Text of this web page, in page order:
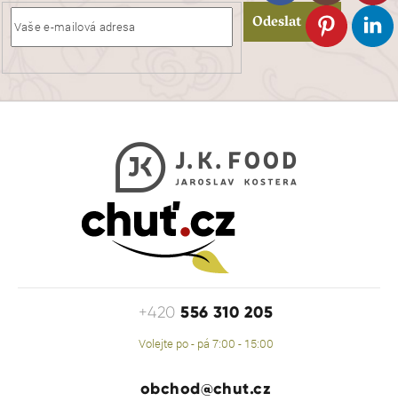
Odeslat
+420556 310 205
Volejte po - pá 7:00 - 15:00
obchod@chut.cz